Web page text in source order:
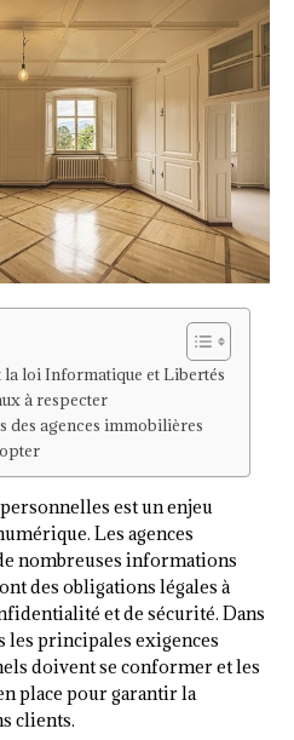
la loi Informatique et Libertés
à respecter
des agences immobilières
est un enjeu
Les agences
nombreuses informations
des obligations légales à
et de sécurité. Dans
les principales exigences
doivent se conformer et les
place pour garantir la
clients.